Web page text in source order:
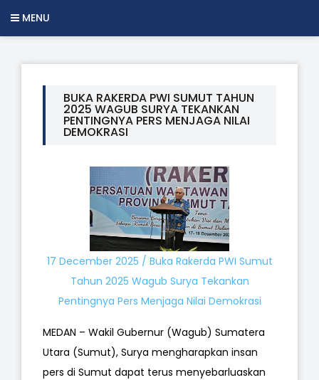
MENU
BUKA RAKERDA PWI SUMUT TAHUN
2025 WAGUB SURYA TEKANKAN
PENTINGNYA PERS MENJAGA NILAI
DEMOKRASI
17 December 2025 / Buka Rakerda PWI Sumut
Tahun 2025 Wagub Surya Tekankan
Pentingnya Pers Menjaga Nilai Demokrasi
MEDAN – Wakil Gubernur (Wagub) Sumatera
Utara (Sumut), Surya mengharapkan insan
pers di Sumut dapat terus menyebarluaskan